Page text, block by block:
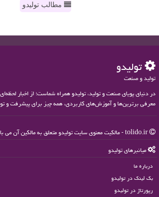
مطالب تولیدو
تولیدو
تولید و صنعت
در دنیای پویای صنعت و تولید، تولیدو همراه شماست؛ از اخبار
معرفی برترین‌ها و آموزش‌های کاربردی، همه چیز برای پیشرفت و
میانبرهای تولیدو
درباره ما
بک لینک در تولیدو
رپورتاژ در تولیدو